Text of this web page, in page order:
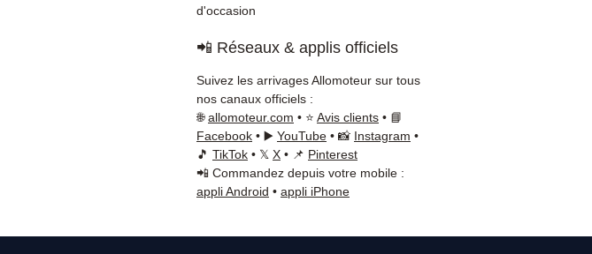
d'occasion
📲 Réseaux & applis officiels
Suivez les arrivages Allomoteur sur tous
nos canaux officiels :
🌐allomoteur.com • ⭐ Avis clients • 📘
Facebook • ▶️ YouTube • 📸 Instagram •
🎵 TikTok • 𝕏 X • 📌 Pinterest
📲 Commandez depuis votre mobile :
appli Android • appli iPhone